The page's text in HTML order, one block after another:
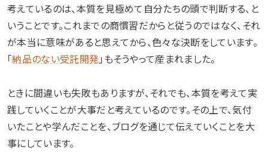
考えているのは、本質を見極めて自分たちの頭で判断する、と
いうことです。これまでの商慣習だからと従うのではなく、それ
が本当に意味があると思えてから、色々な決断をしています。
「納品のない受託開発 」もそうやって産まれました。
ときに間違いも失敗もありますが、それでも、本質を考えて実
践していくことが大事だと考えているのです。その上で、気付
いたことや学んだことを、ブログを通じて伝えていくことを大
事にしています。